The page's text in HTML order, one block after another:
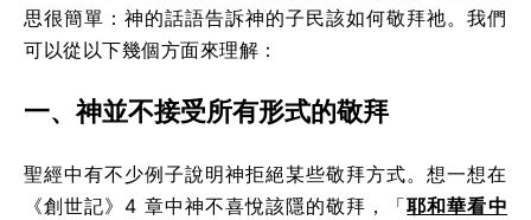
思很簡單：神的話語告訴神的子民該如何敬拜祂。我們
可以從以下幾個方面來理解：
一、神並不接受所有形式的敬拜
聖經中有不少例子說明神拒絕某些敬拜方式。想一想在
《創世記》4 章中神不喜悅該隱的敬拜，「耶和華看中